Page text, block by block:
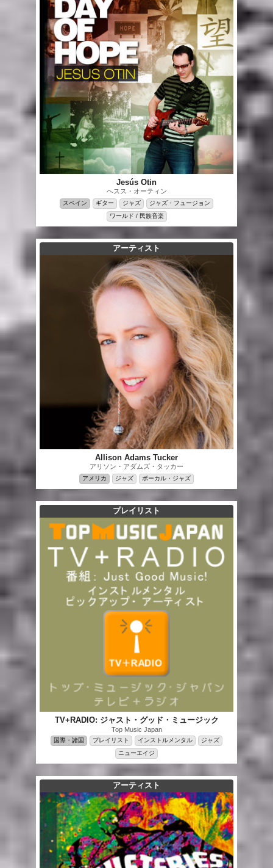
Jesús Otin
ヘスス・オーティン
スペイン ギター ジャズ
ジャズ・フュージョン
ワールド / 民族音楽
アーティスト
Allison Adams Tucker
アリソン・アダムズ・タッカー
アメリカ ジャズ ボーカル・ジャズ
プレイリスト
TV+RADIO: ジャスト・グッド・ミュージック
Top Music Japan
国際・諸国 プレイリスト インストルメンタル
ジャズ
ニューエイジ
アーティスト